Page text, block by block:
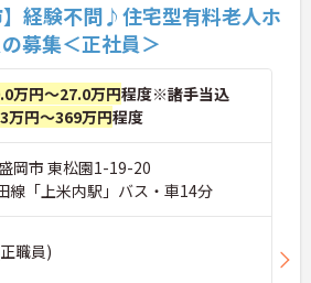
】経験不問♪住宅型有料老人ホ
募集＜正社員＞
万円～27.0万円程度※諸手当込
万円～369万円程度
岡市 東松園1-19-20
線「上米内駅」バス・車14分
職員)